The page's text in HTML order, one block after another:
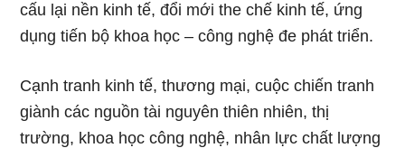
cấu lại nền kinh tế, đổi mới the chế kinh tế, ứng
dụng tiến bộ khoa học – công nghệ đe phát triển.
Cạnh tranh kinh tế, thương mại, cuộc chiến tranh
giành các nguồn tài nguyên thiên nhiên, thị
trường, khoa học công nghệ, nhân lực chất lượng